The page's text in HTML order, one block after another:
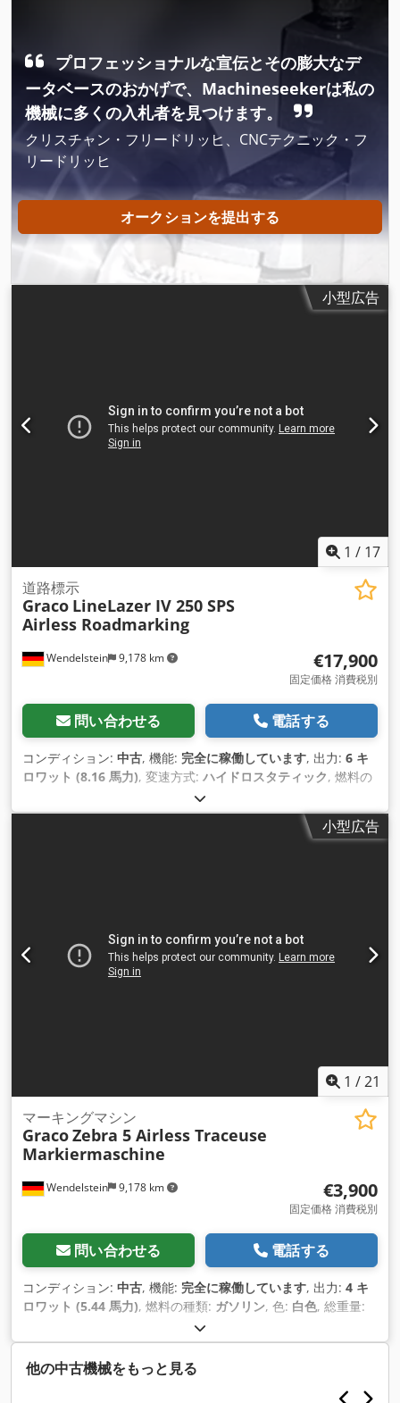
プロフェッショナルな宣伝とその膨大なデ
ータベースのおかげで、Machineseekerは私の
機械に多くの入札者を見つけます。
クリスチャン・フリードリッヒ、CNCテクニック・フ
リードリッヒ
オークションを提出する
小型広告
1 / 17
Wendelstein 9,178 km
道路標示
Graco LineLazer IV 250 SPS
Airless Roadmarking
€17,900
固定価格 消費税別
問い合わせる 電話する
コンディション: 中古, 機能: 完全に稼働しています, 出力: 6 キ
ロワット (8.16 馬力), 変速方式: ハイドロスタティック, 燃料の
小型広告
1 /21
Wendelstein 9,178 km
マーキングマシン
GracoZebra 5 Airless Traceuse
Markiermaschine
€3,900
固定価格 消費税別
問い合わせる 電話する
コンディション: 中古, 機能: 完全に稼働しています, 出力: 4 キ
ロワット (5.44 馬力), 燃料の種類: ガソリン, 色: 白色, 総重量:
, 初回登録:
他の中古機械をもっと見る